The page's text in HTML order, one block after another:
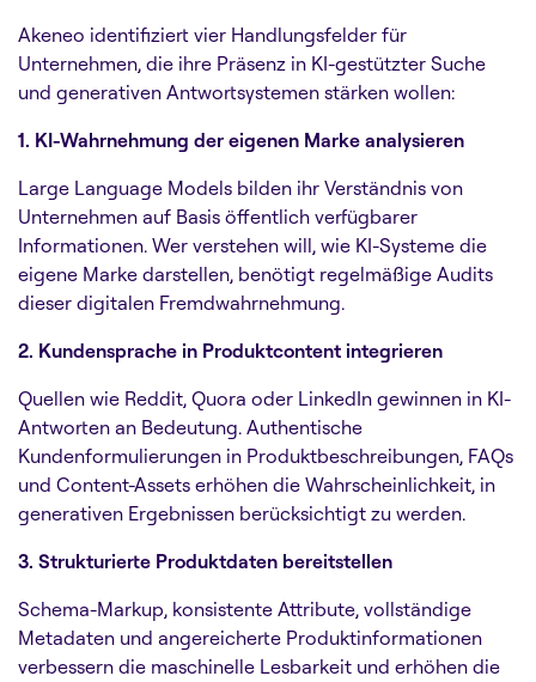
Akeneo identifiziert vier Handlungsfelder für
Unternehmen, die ihre Präsenz in KI-gestützter Suche
und generativen Antwortsystemen stärken wollen:
1. KI-Wahrnehmung der eigenen Marke analysieren
Large Language Models bilden ihr Verständnis von
Unternehmen auf Basis öffentlich verfügbarer
Informationen. Wer verstehen will, wie KI-Systeme die
eigene Marke darstellen, benötigt regelmäßige Audits
dieser digitalen Fremdwahrnehmung.
2. Kundensprache in Produktcontent integrieren
Quellen wie Reddit, Quora oder LinkedIn gewinnen in KI-
Antworten an Bedeutung. Authentische
Kundenformulierungen in Produktbeschreibungen, FAQs
und Content-Assets erhöhen die Wahrscheinlichkeit, in
generativen Ergebnissen berücksichtigt zu werden.
3. Strukturierte Produktdaten bereitstellen
Schema-Markup, konsistente Attribute, vollständige
Metadaten und angereicherte Produktinformationen
verbessern die maschinelle Lesbarkeit und erhöhen die